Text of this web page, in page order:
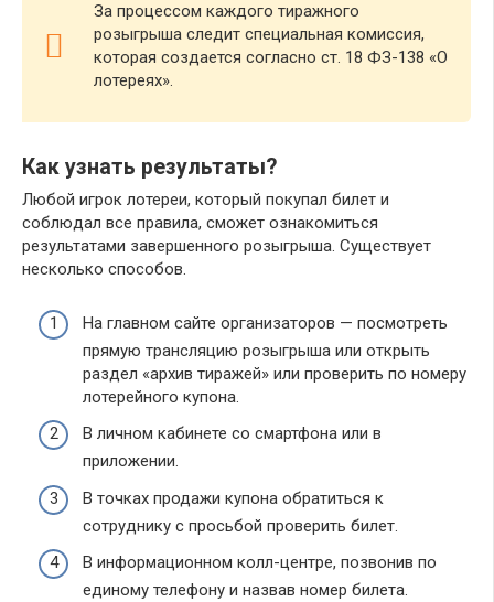
За процессом каждого тиражного
розыгрыша следит специальная комиссия,
которая создается согласно ст. 18 ФЗ-138 «О
лотереях».
Как узнать результаты?
Любой игрок лотереи, который покупал билет и
соблюдал все правила, сможет ознакомиться
результатами завершенного розыгрыша. Существует
несколько способов.
На главном сайте организаторов — посмотреть
прямую трансляцию розыгрыша или открыть
раздел «архив тиражей» или проверить по номеру
лотерейного купона.
В личном кабинете со смартфона или в
приложении.
В точках продажи купона обратиться к
сотруднику с просьбой проверить билет.
В информационном колл-центре, позвонив по
единому телефону и назвав номер билета.